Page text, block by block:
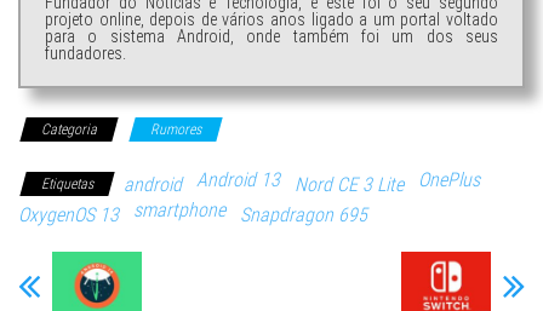
projeto online, depois de vários anos ligado a um portal voltado
para o sistema Android, onde também foi um dos seus
fundadores.
Categoria Rumores
Etiquetas android Android 13 Nord CE 3 Lite
OnePlus
OxygenOS 13
smartphone Snapdragon 695